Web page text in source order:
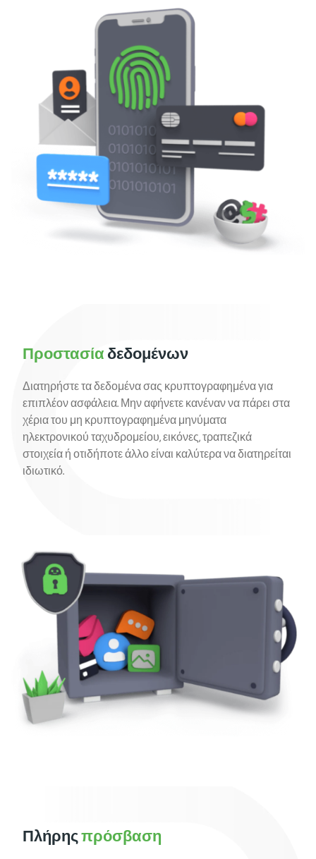
Προστασίαδεδομένων
Διατηρήστε τα δεδομένα σας κρυπτογραφημένα για
επιπλέον ασφάλεια. Μην αφήνετε κανέναν να πάρει στα
χέρια του μη κρυπτογραφημένα μηνύματα
ηλεκτρονικού ταχυδρομείου, εικόνες, τραπεζικά
στοιχεία ή οτιδήποτε άλλο είναι καλύτερα να διατηρείται
ιδιωτικό.
Πλήρηςπρόσβαση